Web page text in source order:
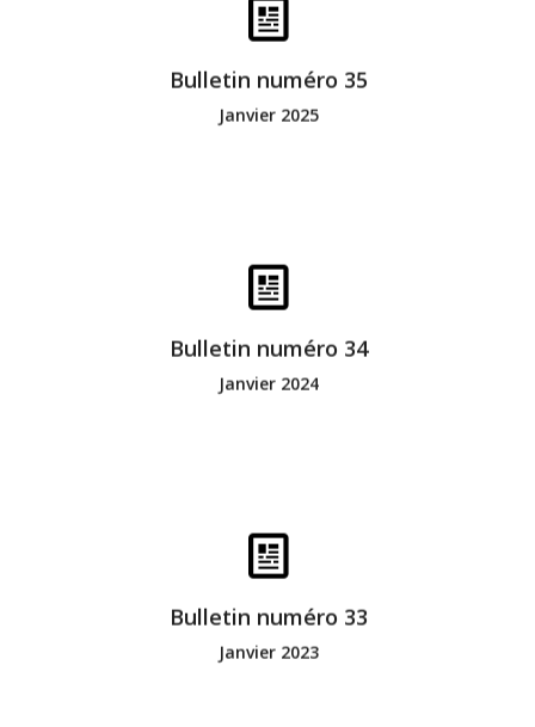
Bulletin numéro 35
Janvier 2025
Bonne lecture
Bulletin numéro 34
Janvier 2024
Bulletin numéro 33
Janvier 2023